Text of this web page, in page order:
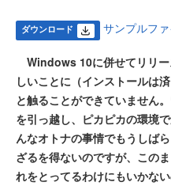
ダウンロード サンプルフ
Windows 10に併せてリリ
しいことに（インストールは
と触ることができていません
を引っ越し、ピカピカの環境
んなオトナの事情でもうしば
ざるを得ないのですが、この
れをとってるわけにもいかな